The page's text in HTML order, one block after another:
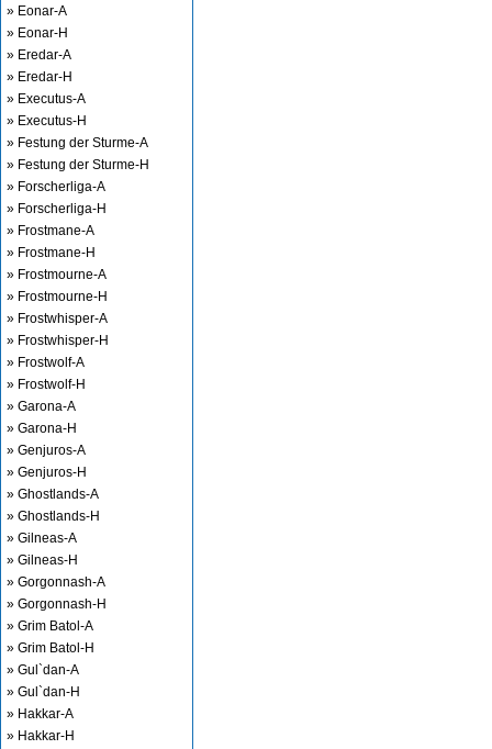
» Eonar-A
» Eonar-H
» Eredar-A
» Eredar-H
» Executus-A
» Executus-H
» Festung der Sturme-A
» Festung der Sturme-H
» Forscherliga-A
» Forscherliga-H
» Frostmane-A
» Frostmane-H
» Frostmourne-A
» Frostmourne-H
» Frostwhisper-A
» Frostwhisper-H
» Frostwolf-A
» Frostwolf-H
» Garona-A
» Garona-H
» Genjuros-A
» Genjuros-H
» Ghostlands-A
» Ghostlands-H
» Gilneas-A
» Gilneas-H
» Gorgonnash-A
» Gorgonnash-H
» Grim Batol-A
» Grim Batol-H
» Gul`dan-A
» Gul`dan-H
» Hakkar-A
» Hakkar-H